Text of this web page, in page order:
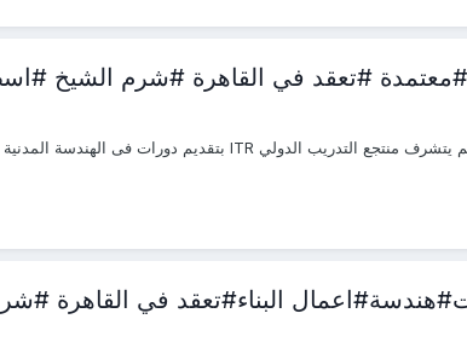
#تعقد في القاهرة #شرم الشيخ
البناء#تعقد في القاهرة